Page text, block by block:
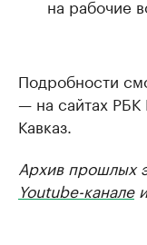
на рабочие
Подробности
— на сайтах
Кавказ.
Архив прошлых
Youtube-канале